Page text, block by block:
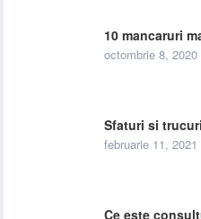
10 mancaruri
octombrie 8, 2020
Sfaturi si
februarie 11, 2021
Ce este